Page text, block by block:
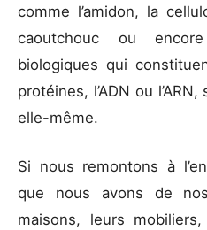
comme l’amidon, la
caoutchouc ou
biologiques qui
protéines, l’ADN ou
elle-même.
Si nous remontons à
que nous avons de
maisons, leurs